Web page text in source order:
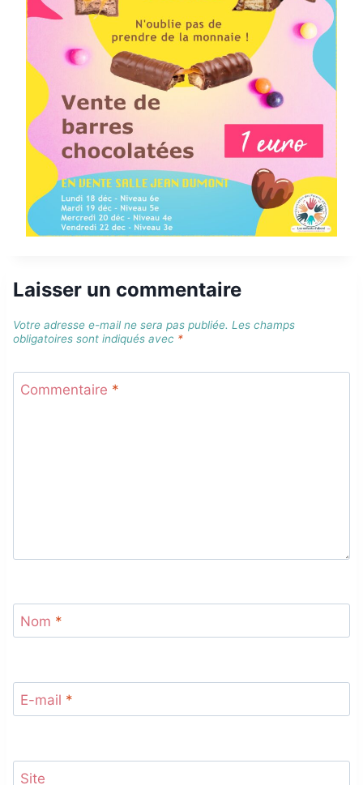
Laisser un commentaire
Votre adresse e-mail ne sera pas publiée. Les champs
obligatoires sont indiqués avec *
Commentaire *
Nom *
E-mail *
Site